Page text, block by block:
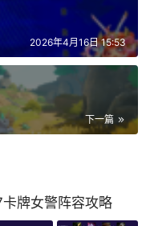
2026年4月16日 15:53
下一篇
牌女警阵容攻略